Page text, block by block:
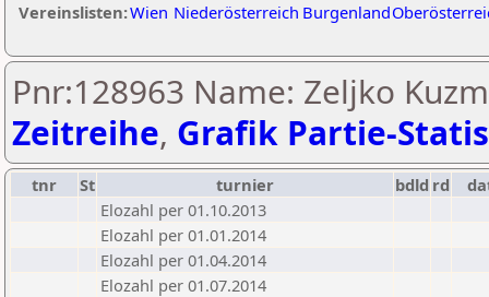
Vereinslisten:Wien Niederösterreich Burgenland
Pnr:128963 Name: Zeljko
Zeitreihe, Grafik Partie-
tnr St turnier bdld rd
Elozahl per 01.10.2013
Elozahl per 01.01.2014
Elozahl per 01.04.2014
Elozahl per 01.07.2014